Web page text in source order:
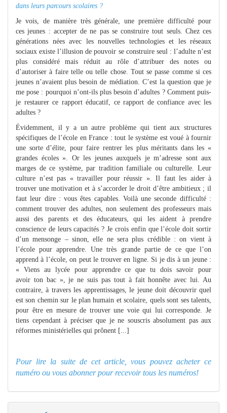
dans leurs parcours scolaires ?
Je vois, de manière très générale, une première difficulté pour
ces jeunes : accepter de ne pas se construire tout seuls. Chez ces
générations nées avec les nouvelles technologies et les réseaux
sociaux existe l’illusion de pouvoir se construire seul : l’adulte n’est
plus considéré mais réduit au rôle d’attribuer des notes ou
d’autoriser à faire telle ou telle chose. Tout se passe comme si ces
jeunes n’avaient plus besoin de médiation. C’est la question que je
me pose : pourquoi n’ont-ils plus besoin d’adultes ? Comment puis-
je restaurer ce rapport éducatif, ce rapport de confiance avec les
adultes ?
Évidemment, il y a un autre problème qui tient aux structures
spécifiques de l’école en France : tout le système est voué à fournir
une sorte d’élite, pour faire rentrer les plus méritants dans les «
grandes écoles ». Or les jeunes auxquels je m’adresse sont aux
marges de ce système, par tradition familiale ou culturelle. Leur
culture n’est pas « travailler pour réussir ». Il faut les aider à
trouver une motivation et à s’accorder le droit d’être ambitieux ; il
faut leur dire : vous êtes capables. Voilà une seconde difficulté :
comment trouver des adultes, non seulement des professeurs mais
aussi des parents et des éducateurs, qui les aident à prendre
conscience de leurs capacités ? Je crois enfin que l’école doit sortir
d’un mensonge – sinon, elle ne sera plus crédible : on vient à
l’école pour apprendre. Une très grande partie de ce que l’on
apprend à l’école, on peut le trouver en ligne. Si je dis à un jeune :
« Viens au lycée pour apprendre ce que tu dois savoir pour
avoir ton bac », je ne suis pas tout à fait honnête avec lui. Au
contraire, à travers les apprentissages, le jeune doit découvrir quel
est son chemin sur le plan humain et scolaire, quels sont ses talents,
pour être en mesure de trouver une voie qui lui corresponde. Je
tiens cependant à préciser que je ne souscris absolument pas aux
réformes ministérielles qui prônent [...]
Pour lire la suite de cet article, vous pouvez acheter ce
numéro ou vous abonner pour recevoir tous les numéros!